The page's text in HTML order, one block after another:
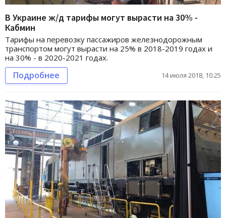
В Украине ж/д тарифы могут вырасти на 30% -
Кабмин
Тарифы на перевозку пассажиров железнодорожным
транспортом могут вырасти на 25% в 2018-2019 годах и
на 30% - в 2020-2021 годах.
Подробнее 14 июля 2018, 10:25